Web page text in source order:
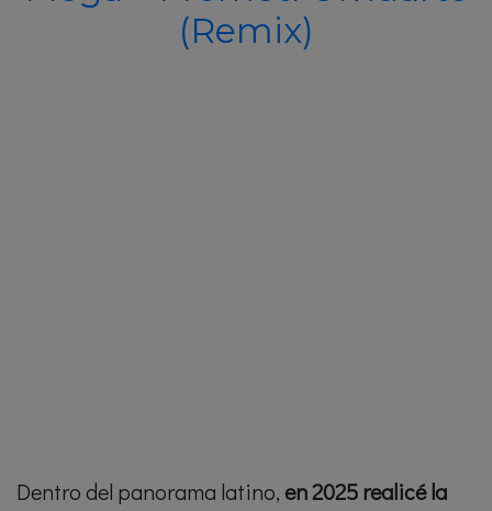
(Remix)
Dentro del panorama latino,en 2025 realicé la